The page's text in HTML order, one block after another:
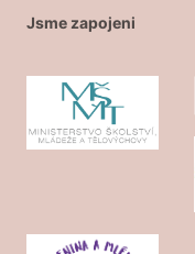
Jsme zapojeni